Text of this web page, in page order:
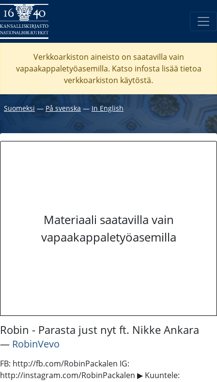
Verkkoarkiston aineisto on saatavilla vain
vapaakappaletyöasemilla. Katso infosta lisää tietoa
verkkoarkiston käytöstä.
Suomeksi ― På svenska ― In English
Materiaali saatavilla vain
vapaakappaletyöasemilla
Robin - Parasta just nyt ft. Nikke Ankara
― RobinVevo
FB: http://fb.com/RobinPackalen IG:
http://instagram.com/RobinPackalen ▶ Kuuntele: